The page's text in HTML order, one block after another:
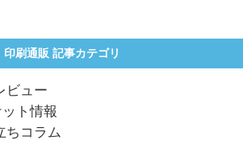
印刷通販 記事カテゴリ
ビュー
ト情報
ちコラム